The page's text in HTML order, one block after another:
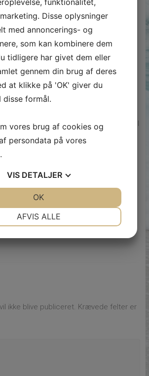
afhængigt af vindmøllens størrelse,
systematisk tilgang til vindmølle
kritiske komponenter bliver
problemer bliver håndteret
vindmølle inspektion en essentiel
vindmøller fungerer effektivt og
at anvende moderne teknologier og
inspektionsplan kan man minimere
og maksimere udbyttet fra
inspektion er derfor en vigtig del
og en investering i
på Nørrebro: Få Hjælp til et
i Roskilde til dine
ikke blive publiceret. Krævede felter er
Disse oplysninger
med annoncerings- og
som kan kombinere dem
tidligere har givet dem eller
gennem din brug af deres
at klikke på 'OK' giver du
disse formål.
vores brug af cookies og
persondata på vores
VIS DETALJER
AFVIS ALLE
OK